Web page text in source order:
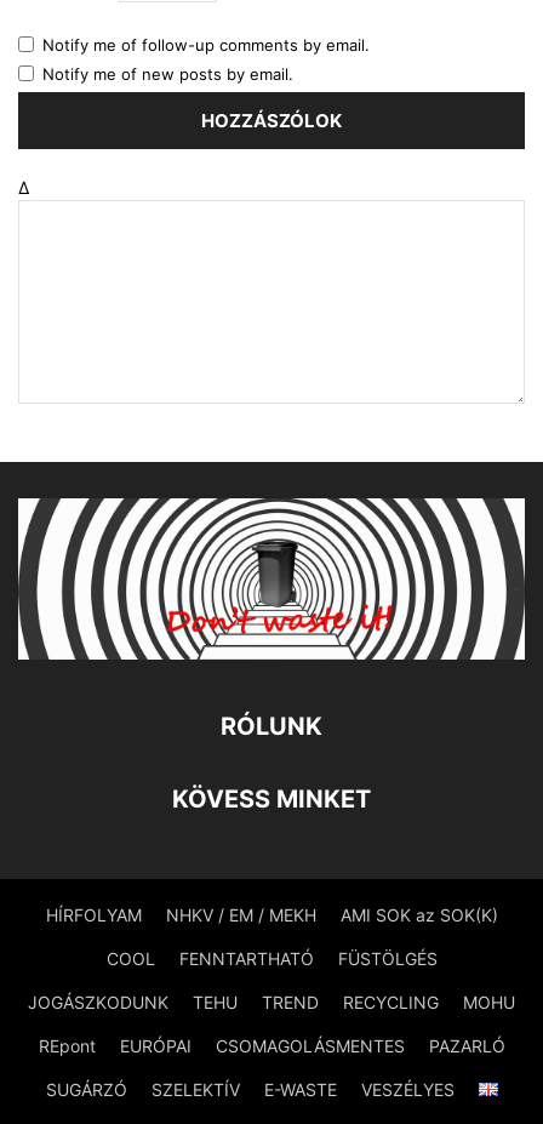
Notify me of follow-up comments by email.
Notify me of new posts by email.
Δ
RÓLUNK
KÖVESS MINKET
HÍRFOLYAM NHKV / EM / MEKH AMI SOK az SOK(K)
COOL FENNTARTHATÓ FÜSTÖLGÉS
JOGÁSZKODUNK TEHU TREND RECYCLING MOHU
REpont EURÓPAI CSOMAGOLÁSMENTES PAZARLÓ
SUGÁRZÓ SZELEKTÍV E-WASTE VESZÉLYES